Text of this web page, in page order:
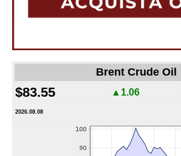
Brent Crude Oil
$83.55 ▲1.06
2026.08.08